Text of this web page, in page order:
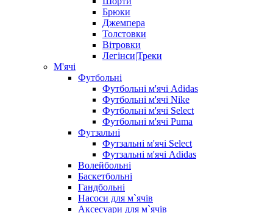
Брюки
Джемпера
Толстовки
Вітровки
Легінси|Треки
М'ячі
Футбольні
Футбольні м'ячі Adidas
Футбольні м'ячі Nike
Футбольні м'ячі Select
Футбольні м'ячі Puma
Футзальні
Футзальні м'ячі Select
Футзальні м'ячі Adidas
Волейбольні
Баскетбольні
Гандбольні
Насоси для м`ячів
Аксесуари для м`ячів